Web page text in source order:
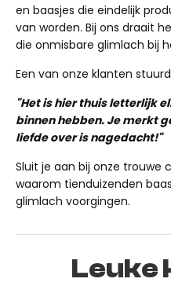
Create a stress-free
This low-noise, cordless,
for dogs, making grooming
efficient.
The advanced motor and
noise and vibration,
kijken graag of we iets voor
lossen we het direct voor je
en baasjes die eindelijk
van worden. Bij ons draait
die onmisbare glimlach bij
Een van onze klanten
"Het is hier thuis letterlijk
binnen hebben. Je merkt
liefde over is nagedacht!"
Sluit je aan bij onze
waarom tienduizenden
glimlach voorgingen.
Leuke